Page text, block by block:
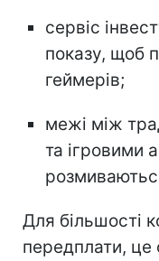
сервіс
показу, щоб
геймерів;
межі між
та ігровими
Для більшості
передплати,